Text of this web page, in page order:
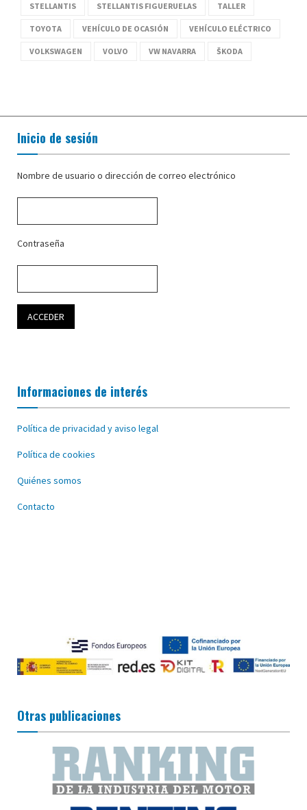
STELLANTIS STELLANTIS FIGUERUELAS TALLER
TOYOTA VEHÍCULO DE OCASIÓN VEHÍCULO ELÉCTRICO
VOLKSWAGEN VOLVO VW NAVARRA ŠKODA
Inicio de sesión
Nombre de usuario o dirección de correo electrónico
Contraseña
Informaciones de interés
Política de privacidad y aviso legal
Política de cookies
Quiénes somos
Contacto
Otras publicaciones